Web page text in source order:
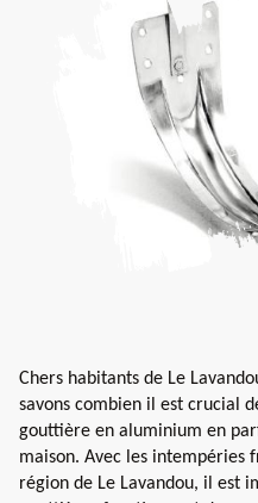
Chers habitants de Le
savons combien il est crucial
gouttière en aluminium en
maison. Avec les intempéries
région de Le Lavandou, il est